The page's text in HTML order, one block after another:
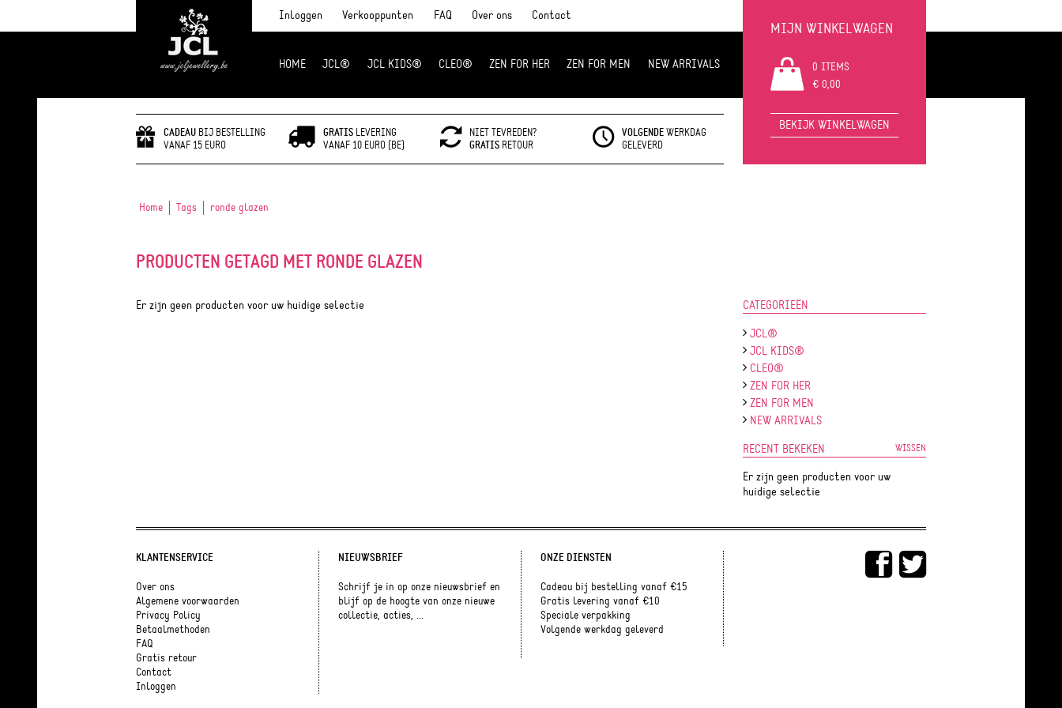
Inloggen Verkooppunten FAQ Over ons Contact
MIJN WINKELWAGEN
0 ITEMS
€ 0,00
BEKIJK WINKELWAGEN
HOME JCL® JCL KIDS® CLEO® ZEN FOR HER ZEN FOR MEN NEW ARRIVALS
CADEAU BIJ BESTELLING
VANAF 15 EURO
GRATISLEVERING
VANAF 10 EURO (BE)
NIET TEVREDEN?
GRATIS RETOUR
VOLGENDEWERKDAG
GELEVERD
Home Tags ronde glazen
PRODUCTEN GETAGD MET RONDE GLAZEN
Er zijn geen producten voor uw huidige selectie
CATEGORIEËN
JCL®
JCL KIDS®
CLEO®
ZEN FOR HER
ZEN FOR MEN
NEW ARRIVALS
RECENT BEKEKEN
WISSEN
Er zijn geen producten voor uw
huidige selectie
KLANTENSERVICE
Over ons
Algemene voorwaarden
Privacy Policy
Betaalmethoden
FAQ
Gratis retour
Contact
Inloggen
NIEUWSBRIEF
Schrijf je in op onze nieuwsbrief en
blijf op de hoogte van onze nieuwe
collectie, acties, ...
ONZE DIENSTEN
Cadeau bij bestelling vanaf €15
Gratis levering vanaf €10
Speciale verpakking
Volgende werkdag geleverd